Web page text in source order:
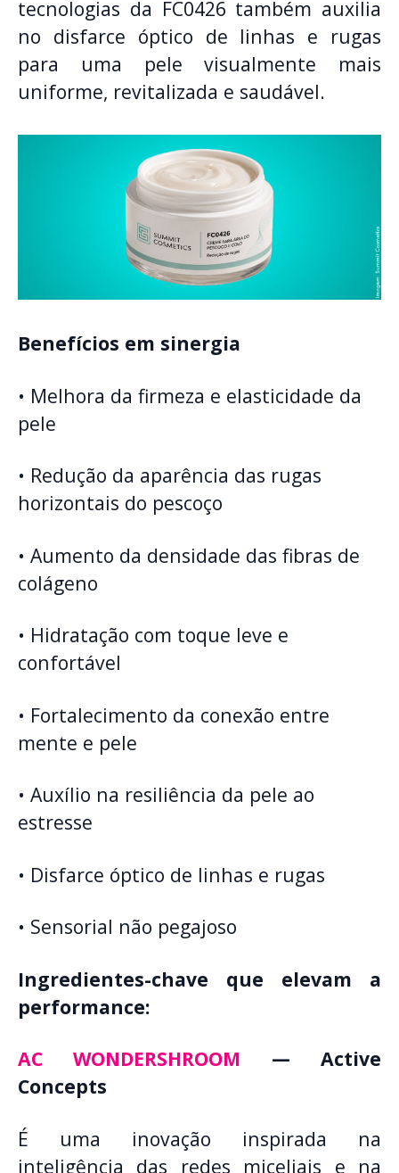
tecnologias da FC0426 também auxilia
no disfarce óptico de linhas e rugas
para uma pele visualmente mais
uniforme, revitalizada e saudável.
Benefícios em sinergia
• Melhora da firmeza e elasticidade da
pele
• Redução da aparência das rugas
horizontais do pescoço
• Aumento da densidade das fibras de
colágeno
• Hidratação com toque leve e
confortável
• Fortalecimento da conexão entre
mente e pele
• Auxílio na resiliência da pele ao
estresse
• Disfarce óptico de linhas e rugas
• Sensorial não pegajoso
Ingredientes-chave que elevam a
performance:
AC WONDERSHROOM — Active
Concepts
É uma inovação inspirada na
inteligência das redes miceliais e na